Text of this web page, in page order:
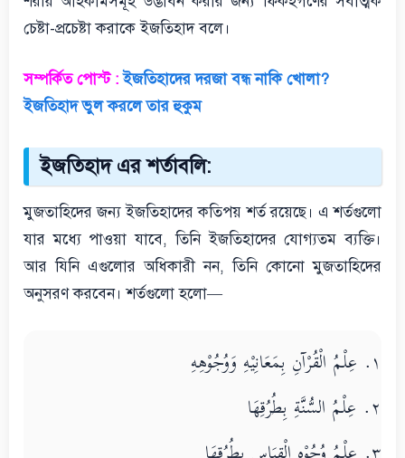
চেষ্টা-প্রচেষ্টা করাকে ইজতিহাদ বলে।
সম্পর্কিত পোস্ট : ইজতিহাদের দরজা বন্ধ নাকি খোলা?
ইজতিহাদ ভুল করলে তার হুকুম
ইজতিহাদ এর শর্তাবলি:
মুজতাহিদের জন্য ইজতিহাদের কতিপয় শর্ত রয়েছে। এ শর্তগুলো
যার মধ্যে পাওয়া যাবে, তিনি ইজতিহাদের যোগ্যতম ব্যক্তি।
আর যিনি এগুলোর অধিকারী নন, তিনি কোনো মুজতাহিদের
অনুসরণ করবেন। শর্তগুলো হলো—
١. عِلْمُ الْقُرْآنِ بِمَعَانِيْهِ وَوُجُوْهِهِ
٢. عِلْمُ السُّنَّةِ بِطُرُقِهَا